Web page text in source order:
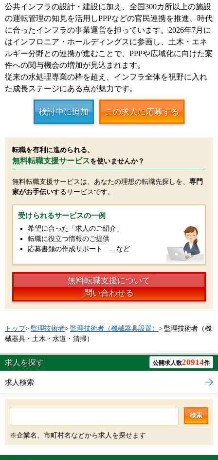
公共インフラの設計・建設に加え、全国300カ所以上の施設
の運転管理の知見を活用しPPPなどの官民連携を推進、時代
に合ったインフラの事業運営を担っています。2026年7月に
はインフロニア・ホールディングスに参画し、土木・エネ
ルギー分野との連携が進むことで、PPPや広域化に向けた案
件への関与機会の増加が見込まれます。
従来の水処理専業の枠を超え、インフラ全体を視野に入れ
た成長ステージにある点が魅力です。
検討中に追加 この求人に応募する
転職を有利に進められる、
無料転職支援サービスを使いませんか？
無料転職支援サービスは、あなたの理想の転職先探しを、 専門
家がお手伝いするサービスです。
受けられるサービスの一例
希望に合った「求人のご紹介」
転職に役立つ情報のご提供
応募書類の作成サポート …など
無料転職支援について
問い合わせる
トップ> 監理技術者> 監理技術者（機械器具設置） > 監理技術者（機
械器具・土木・水道・清掃）
求人を探す 公開求人数20914件
求人検索
検索
※企業名、市町村名などから求人を探せます